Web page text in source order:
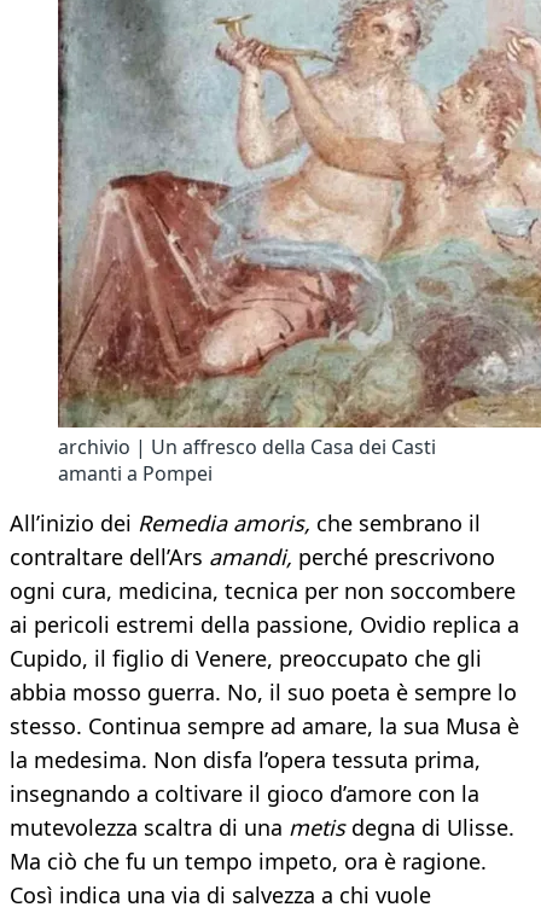
archivio | Un affresco della Casa dei Casti
amanti a Pompei
All’inizio dei Remedia amoris, che sembrano il
contraltare dell’Ars amandi, perché prescrivono
ogni cura, medicina, tecnica per non soccombere
ai pericoli estremi della passione, Ovidio replica a
Cupido, il figlio di Venere, preoccupato che gli
abbia mosso guerra. No, il suo poeta è sempre lo
stesso. Continua sempre ad amare, la sua Musa è
la medesima. Non disfa l’opera tessuta prima,
insegnando a coltivare il gioco d’amore con la
mutevolezza scaltra di una metisdegna di Ulisse.
Ma ciò che fu un tempo impeto, ora è ragione.
Così indica una via di salvezza a chi vuole